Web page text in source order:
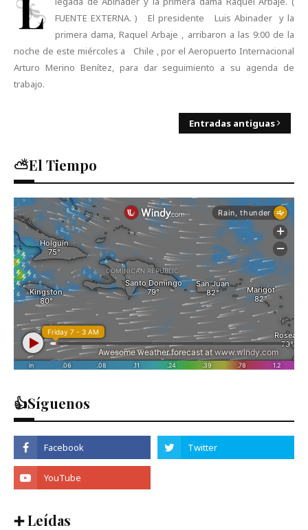
FUENTE EXTERNA. ) El presidente Luis Abinader y la
primera dama, Raquel Arbaje , arribaron a las 9:00 de la
noche de este miércoles a Chile , por el Aeropuerto Internacional
Arturo Merino Benítez, para dar seguimiento a su agenda de
trabajo.
Entradas antiguas
⛅El Tiempo
👍Síguenos
➕ Leídas